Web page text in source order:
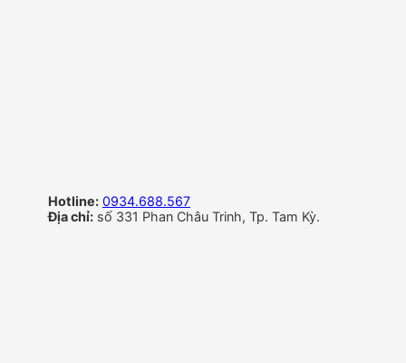
Hotline: 0934.688.567
Địa chỉ: số 331 Phan Châu Trinh, Tp. Tam Kỳ.